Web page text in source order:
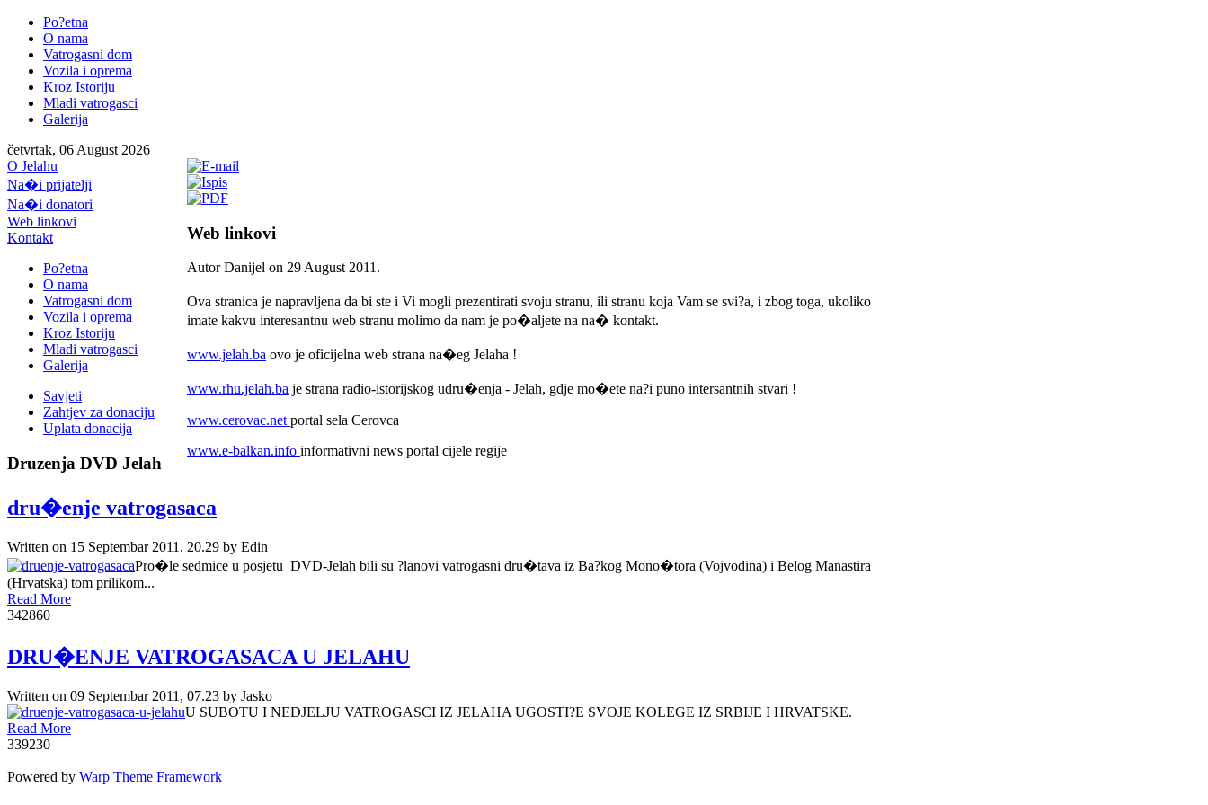
Po?etna
O nama
Vatrogasni dom
Vozila i oprema
Kroz Istoriju
Mladi vatrogasci
Galerija
četvrtak, 06 August 2026
Web linkovi
Autor Danijel on 29 August 2011.
Ova stranica je napravljena da bi ste i Vi mogli prezentirati svoju stranu, ili stranu koja Vam se svi?a, i zbog toga, ukoliko
imate kakvu interesantnu web stranu molimo da nam je po�aljete na na� kontakt.
www.jelah.ba ovo je oficijelna web strana na�eg Jelaha !
www.rhu.jelah.ba je strana radio-istorijskog udru�enja - Jelah, gdje mo�ete na?i puno intersantnih stvari !
www.cerovac.net portal sela Cerovca
www.e-balkan.info informativni news portal cijele regije
O Jelahu
Na�i prijatelji
Na�i donatori
Web linkovi
Kontakt
Po?etna
O nama
Vatrogasni dom
Vozila i oprema
Kroz Istoriju
Mladi vatrogasci
Galerija
Savjeti
Zahtjev za donaciju
Uplata donacija
Druzenja DVD Jelah
dru�enje vatrogasaca
Written on 15 Septembar 2011, 20.29 by Edin
Pro�le sedmice u posjetu DVD-Jelah bili su ?lanovi vatrogasni dru�tava iz Ba?kog Mono�tora (Vojvodina) i Belog Manastira
(Hrvatska) tom prilikom...
Read More
342860
DRU�ENJE VATROGASACA U JELAHU
Written on 09 Septembar 2011, 07.23 by Jasko
U SUBOTU I NEDJELJU VATROGASCI IZ JELAHA UGOSTI?E SVOJE KOLEGE IZ SRBIJE I HRVATSKE.
Read More
339230
Powered by Warp Theme Framework